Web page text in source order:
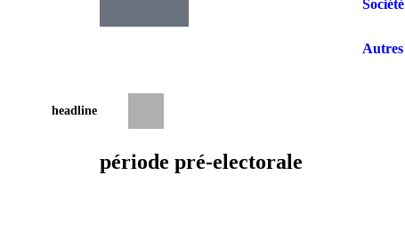
Société
Autres
headline
période pré-electorale